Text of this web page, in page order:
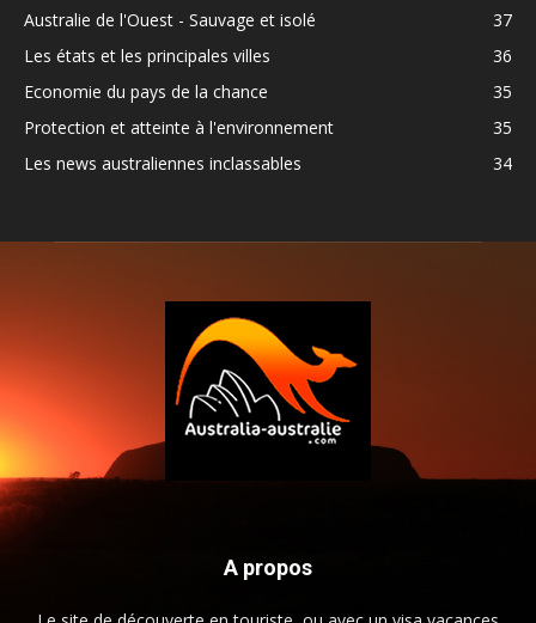
Australie de l'Ouest - Sauvage et isolé
37
Les états et les principales villes
36
Economie du pays de la chance
35
Protection et atteinte à l'environnement
35
Les news australiennes inclassables
34
A propos